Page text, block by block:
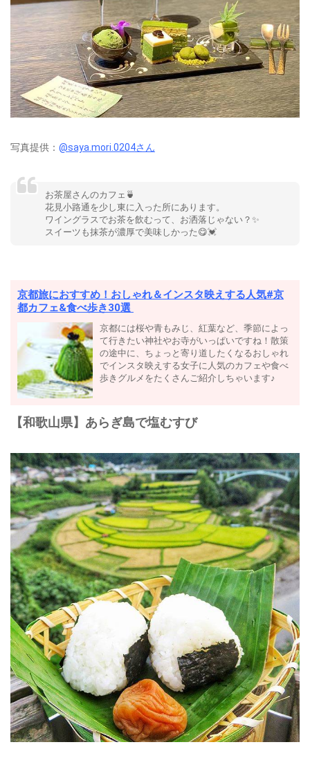
写真提供： @saya.mori.0204さん
お茶屋さんのカフェ🍵
花見小路通を少し東に入った所にあります。
ワイングラスでお茶を飲むって、お洒落じゃない？✨
スイーツも抹茶が濃厚で美味しかった😋💓
京都旅におすすめ！おしゃれ＆インスタ映えする人気#京
都カフェ&食べ歩き30選
京都には桜や青もみじ、紅葉など、季節によっ
て行きたい神社やお寺がいっぱいですね！散策
の途中に、ちょっと寄り道したくなるおしゃれ
でインスタ映えする女子に人気のカフェや食べ
歩きグルメをたくさんご紹介しちゃいます♪
【和歌山県】あらぎ島で塩むすび